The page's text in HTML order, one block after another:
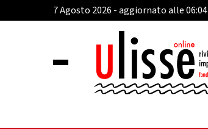
7 Agosto 2026 - aggiornato alle 06:04